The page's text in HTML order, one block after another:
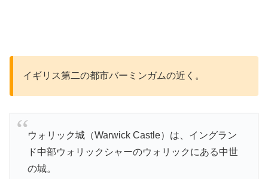
イギリス第二の都市バーミンガムの近く。
ウォリック城（Warwick Castle）は、イングラン
ド中部ウォリックシャーのウォリックにある中世
の城。